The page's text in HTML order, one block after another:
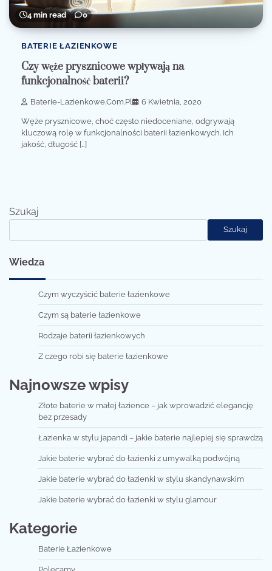
4 min read 0
BATERIE ŁAZIENKOWE
Czy węże prysznicowe wpływają na
funkcjonalność baterii?
Baterie-Lazienkowe.com.pl 6 Kwietnia, 2020
Węże prysznicowe, choć często niedoceniane, odgrywają
kluczową rolę w funkcjonalności baterii łazienkowych. Ich
jakość, długość […]
Szukaj
Szukaj
Wiedza
Czym wyczyścić baterie łazienkowe
Czym są baterie łazienkowe
Rodzaje baterii łazienkowych
Z czego robi się baterie łazienkowe
Najnowsze wpisy
Złote baterie w małej łazience – jak wprowadzić elegancję
bez przesady
Łazienka w stylu japandi – jakie baterie najlepiej się sprawdzą
Jakie baterie wybrać do łazienki z umywalką podwójną
Jakie baterie wybrać do łazienki w stylu skandynawskim
Jakie baterie wybrać do łazienki w stylu glamour
Kategorie
Baterie Łazienkowe